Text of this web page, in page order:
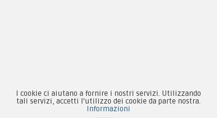
Collezionismo e Vintage
I cookie ci aiutano a fornire i nostri servizi. Utilizzando
tali servizi, accetti l'utilizzo dei cookie da parte nostra.
Informazioni